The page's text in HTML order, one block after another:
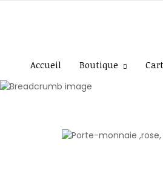
Accueil Boutique